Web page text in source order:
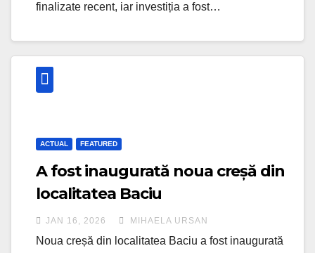
finalizate recent, iar investiția a fost…
ACTUAL FEATURED
A fost inaugurată noua creșă din
localitatea Baciu
JAN 16, 2026 MIHAELA URSAN
Noua creșă din localitatea Baciu a fost inaugurată